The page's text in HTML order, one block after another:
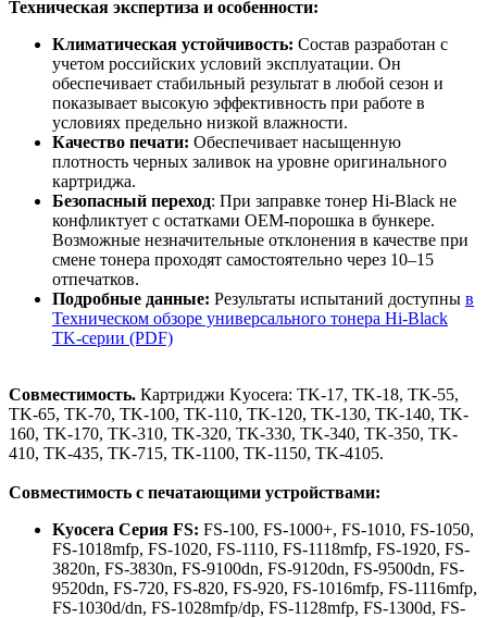
Техническая экспертиза и особенности:
Климатическая устойчивость: Состав разработан с
учетом российских условий эксплуатации. Он
обеспечивает стабильный результат в любой сезон и
показывает высокую эффективность при работе в
условиях предельно низкой влажности.
Качество печати: Обеспечивает насыщенную
плотность черных заливок на уровне оригинального
картриджа.
Безопасный переход: При заправке тонер Hi-Black не
конфликтует с остатками OEM-порошка в бункере.
Возможные незначительные отклонения в качестве при
смене тонера проходят самостоятельно через 10–15
отпечатков.
Подробные данные: Результаты испытаний доступны в
Техническом обзоре универсального тонера Hi-Black
TK-серии (PDF)
Совместимость. Картриджи Kyocera: TK-17, TK-18, TK-55,
TK-65, TK-70, TK-100, TK-110, TK-120, TK-130, TK-140, TK-
160, TK-170, TK-310, TK-320, TK-330, TK-340, TK-350, TK-
410, TK-435, TK-715, TK-1100, TK-1150, TK-4105.
Совместимость с печатающими устройствами:
Kyocera Серия FS: FS-100, FS-1000+, FS-1010, FS-1050,
FS-1018mfp, FS-1020, FS-1110, FS-1118mfp, FS-1920, FS-
3820n, FS-3830n, FS-9100dn, FS-9120dn, FS-9500dn, FS-
9520dn, FS-720, FS-820, FS-920, FS-1016mfp, FS-1116mfp,
FS-1030d/dn, FS-1028mfp/dp, FS-1128mfp, FS-1300d, FS-